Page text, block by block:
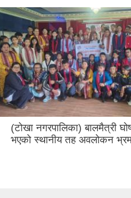
(टोखा नगरपालिका) बालमैत्री
भएको स्थानीय तह अवलोकन